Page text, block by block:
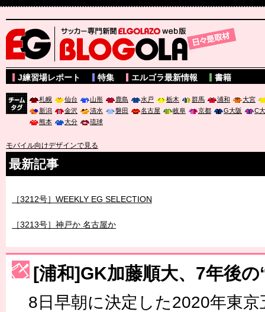
サッカー専門新聞ELGOLAZO web版 BLOGOLA
J練習場レポート 特集 エルゴラ最新情報 書籍
札幌 仙台 山形 鹿島 水戸 栃木 群馬 浦和
大宮
新潟
金沢 清水 磐田 名古屋 岐阜 京都 G大阪
C
熊本
大分 琉球
モバイル向けデザインで見る
最新記事
［3214号］WEST制覇
［3215号］WEEKLY EG SELECTION
[浦和]GK加藤順大、7年後の
8日早朝に決定した2020年東京